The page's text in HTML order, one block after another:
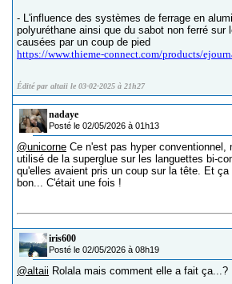
- L'influence des systèmes de ferrage en
polyuréthane ainsi que du sabot non ferré sur
causées par un coup de pied
Édité par altaii le 03-02-2025 à 21h27
nadaye
Posté le 02/05/2026 à 01h13
@unicorne Ce n'est pas hyper conventionnel,
utilisé de la superglue sur les languettes bi-
qu'elles avaient pris un coup sur la tête. Et
bon... C'était une fois !
iris600
Posté le 02/05/2026 à 08h19
@altaii Rolala mais comment elle a fait ça...?